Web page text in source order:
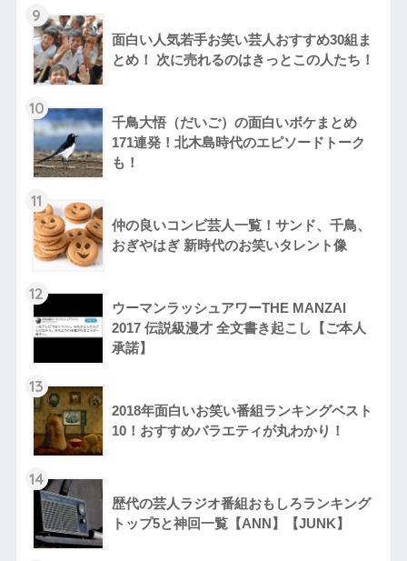
9
面白い人気若手お笑い芸人おすすめ30組ま
とめ！ 次に売れるのはきっとこの人たち！
10
千鳥大悟（だいご）の面白いボケまとめ
171連発！北木島時代のエピソードトーク
も！
11
仲の良いコンビ芸人一覧！サンド、千鳥、
おぎやはぎ 新時代のお笑いタレント像
12
ウーマンラッシュアワーTHE MANZAI
2017 伝説級漫才 全文書き起こし【ご本人
承諾】
13
2018年面白いお笑い番組ランキングベスト
10！おすすめバラエティが丸わかり！
14
歴代の芸人ラジオ番組おもしろランキング
トップ5と神回一覧【ANN】【JUNK】